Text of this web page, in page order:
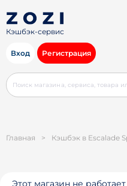
Кэшбэк-сервис
Вход Регистрация
Главная > Кэшбэк в Escalade
Этот магазин не